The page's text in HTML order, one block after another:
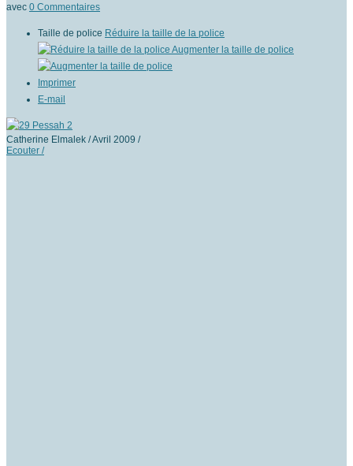
avec 0 Commentaires
Taille de police Réduire la taille de la police
Augmenter la taille de police
Imprimer
E-mail
Catherine Elmalek / Avril 2009 /
Ecouter /